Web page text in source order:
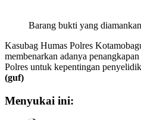
Barang bukti yang
Kasubag Humas Polres
membenarkan adanya
Polres untuk kepentingan
(guf)
Menyukai ini: